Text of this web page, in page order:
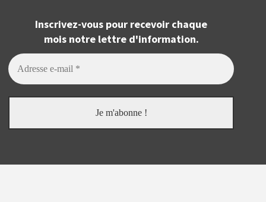
Inscrivez-vous pour recevoir chaque
mois notre lettre d'information.